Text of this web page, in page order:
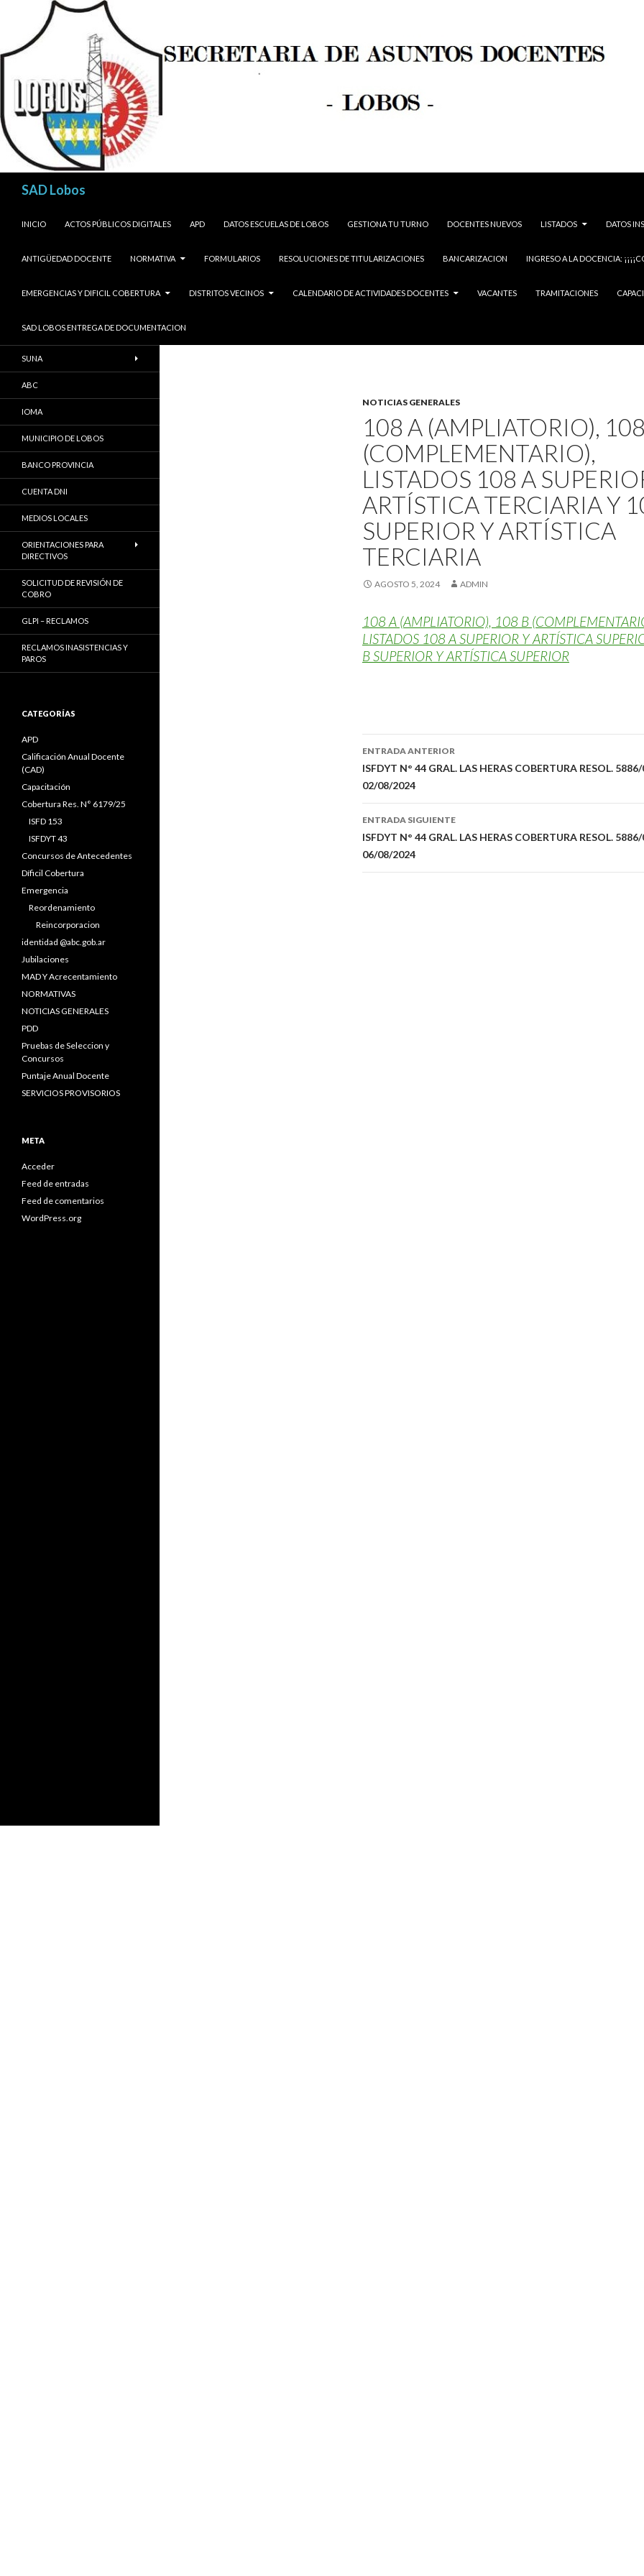
SAD Lobos
INICIO
ACTOS PÚBLICOS DIGITALES APD DATOS ESCUELAS DE LOBOS GESTIONA TU TURNO DOCENTES NUEVOS LISTADOS DATOS
ANTIGÜEDAD DOCENTE NORMATIVA FORMULARIOS RESOLUCIONES DE TITULARIZACIONES BANCARIZACION INGRESO A LA DOCENCIA:
EMERGENCIAS Y DIFICIL COBERTURA DISTRITOS VECINOS CALENDARIO DE ACTIVIDADES DOCENTES VACANTES TRAMITACIONES
SAD LOBOS ENTREGA DE DOCUMENTACION
NOTICIAS GENERALES
108 A (AMPLIATORIO),
(COMPLEMENTARIO),
LISTADOS 108 A
ARTÍSTICA TERCIARIA Y
SUPERIOR Y ARTÍSTICA
TERCIARIA
AGOSTO 5, 2024 ADMIN
108 A (AMPLIATORIO), 108 B
LISTADOS 108 A SUPERIOR Y ARTÍSTICA
B SUPERIOR Y ARTÍSTICA SUPERIOR
Navegación
de
entradas
ENTRADA ANTERIOR
ISFDYT N° 44 GRAL. LAS HERAS COBERTURA RESOL.
02/08/2024
ENTRADA SIGUIENTE
ISFDYT N° 44 GRAL. LAS HERAS COBERTURA RESOL.
06/08/2024
SUNA
ABC
IOMA
MUNICIPIO DE LOBOS
BANCO PROVINCIA
CUENTA DNI
MEDIOS LOCALES
ORIENTACIONES PARA
DIRECTIVOS
SOLICITUD DE REVISIÓN DE
COBRO
GLPI – RECLAMOS
RECLAMOS INASISTENCIAS Y
PAROS
CATEGORÍAS
APD
Calificación Anual Docente
(CAD)
Capacitación
Cobertura Res. N° 6179/25
ISFD 153
ISFDYT 43
Concursos de Antecedentes
Díficil Cobertura
Emergencia
Reordenamiento
Reincorporacion
identidad @abc.gob.ar
Jubilaciones
MAD Y Acrecentamiento
NORMATIVAS
NOTICIAS GENERALES
PDD
Pruebas de Seleccion y
Concursos
Puntaje Anual Docente
SERVICIOS PROVISORIOS
META
Acceder
Feed de entradas
Feed de comentarios
WordPress.org